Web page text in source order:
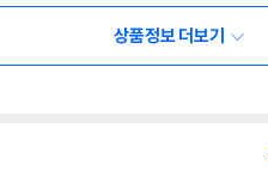
상품정보 더보기